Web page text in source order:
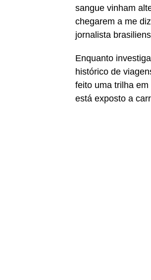
sangue vinham
chegarem a me
jornalista
Enquanto
histórico de
feito uma trilha
está exposto a